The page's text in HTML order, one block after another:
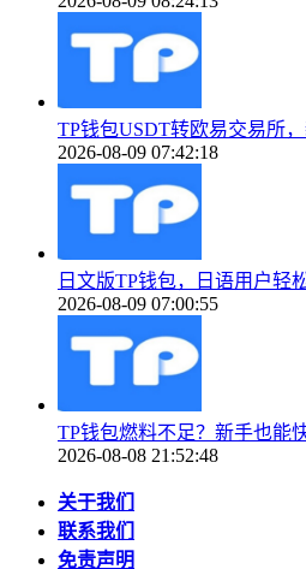
TP钱包USDT转欧易交易所
2026-08-09 07:42:18
日文版TP钱包，日语用户轻
2026-08-09 07:00:55
TP钱包燃料不足？新手也能
2026-08-08 21:52:48
关于我们
联系我们
免责声明